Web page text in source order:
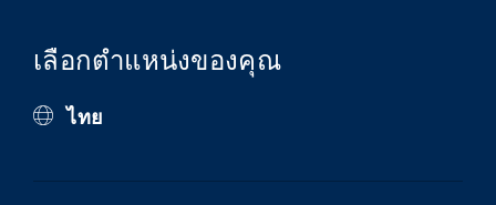
เลือกตำแหน่งของคุณ
ไทย